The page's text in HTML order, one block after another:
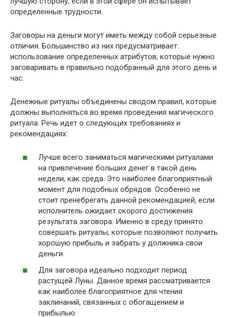
определенные трудности.
Заговоры на деньги могут иметь между собой серьезные
отличия. Большинство из них предусматривает
использование определенных атрибутов, которые нужно
заговаривать в правильно подобранный для этого день и
час.
Денежные ритуалы объединены сводом правил, которые
должны выполняться во время проведения магического
ритуала. Речь идет о следующих требованиях и
рекомендациях:
Лучше всего заниматься магическими ритуалами
на привлечение больших денег в такой день
недели, как среда. Это наиболее благоприятный
момент для подобных обрядов. Особенно не
стоит пренебрегать данной рекомендацией, если
исполнитель ожидает скорого достижения
результата заговора. Именно в среду принято
совершать ритуалы, которые позволяют получить
хорошую прибыль и забрать у должника свои
деньги.
Для заговора идеально подходит период
растущей Луны. Данное время рассматривается
как наиболее благоприятное для чтения
заклинаний, связанных с обогащением и
прибылью.